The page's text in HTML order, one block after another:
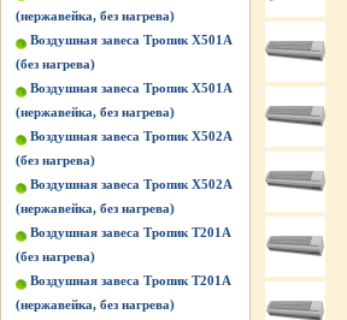
(нержавейка, без нагрева)
Воздушная завеса Тропик X501А
(без нагрева)
Воздушная завеса Тропик X501А
(нержавейка, без нагрева)
Воздушная завеса Тропик X502А
(без нагрева)
Воздушная завеса Тропик X502А
(нержавейка, без нагрева)
Воздушная завеса Тропик Т201А
(без нагрева)
Воздушная завеса Тропик Т201А
(нержавейка, без нагрева)